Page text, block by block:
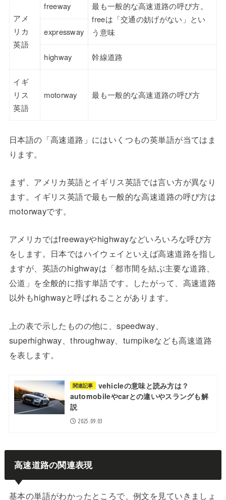
アメ
リカ
英語
freeway
最も一般的な高速道路の呼び方。
freeは「交通の妨げがない」とい
う意味
expressway
highway 幹線道路
イギ
リス
英語
motorway 最も一般的な高速道路の呼び方
日本語の「高速道路」にはいくつもの英単語が当てはま
ります。
まず、アメリカ英語とイギリス英語では言い方が異なり
ます。イギリス英語で最も一般的な高速道路の呼び方は
motorwayです。
アメリカではfreewayやhighwayなどいろいろな呼び方
をします。日本ではハイウェイといえば高速道路を指し
ますが、英語のhighwayは「都市間を結ぶ主要な道路、
公道」を全般的に指す単語です。したがって、高速道路
以外もhighwayと呼ばれることがあります。
上の表で示したものの他に、speedway、
superhighway、throughway、turnpikeなども高速道路
を表します。
関連記事
vehicleの意味と読み方は？
automobileやcarとの違いやスラングも解
説
2025.09.03
高速道路の関連表現
基本の単語がわかったところで、例文を見ていきましょ